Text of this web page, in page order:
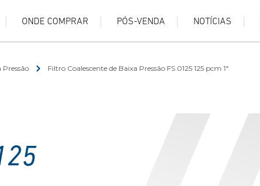
ONDE COMPRAR PÓS-VENDA NOTÍCIAS
Pressão Filtro Coalescente de Baixa Pressão FS 0125 125 pcm 1"